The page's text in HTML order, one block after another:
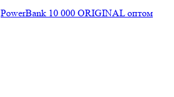
PowerBank 10 000 ORIGINAL оптом